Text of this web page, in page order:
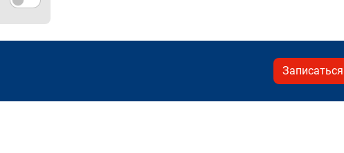
Записаться